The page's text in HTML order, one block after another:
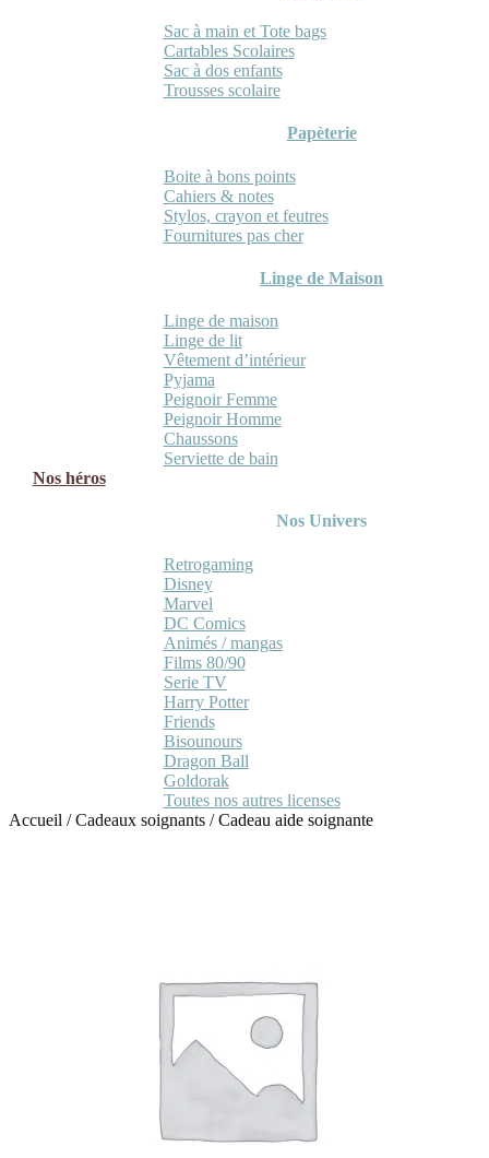
Sac à main et Tote bags
Cartables Scolaires
Sac à dos enfants
Trousses scolaire
Papèterie
Boite à bons points
Cahiers & notes
Stylos, crayon et feutres
Fournitures pas cher
Linge de Maison
Linge de maison
Linge de lit
Vêtement d’intérieur
Pyjama
Peignoir Femme
Peignoir Homme
Chaussons
Serviette de bain
Nos héros
Nos Univers
Retrogaming
Disney
Marvel
DC Comics
Animés / mangas
Films 80/90
Serie TV
Harry Potter
Friends
Bisounours
Dragon Ball
Goldorak
Toutes nos autres licenses
Accueil /Cadeaux soignants /Cadeau aide soignante